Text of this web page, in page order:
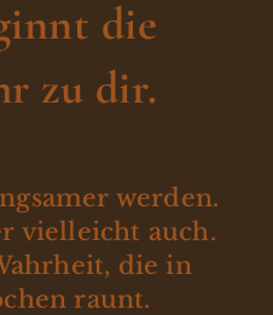
die
zu dir.
werden.
vielleicht auch.
die in
raunt.